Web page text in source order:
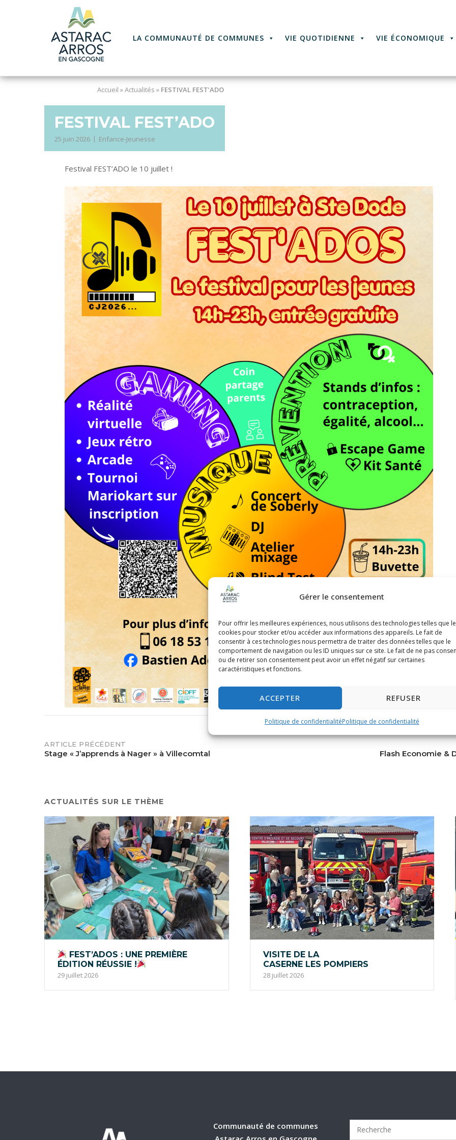
Gérer le consentement
Pour offrir les meilleures expériences, nous utilisons des technologies telles que
cookies pour stocker et/ou accéder aux informations des appareils. Le fait de
consentir à ces technologies nous permettra de traiter des données telles que le
comportement de navigation ou les ID uniques sur ce site. Le fait de ne pas
ou de retirer son consentement peut avoir un effet négatif sur certaines
caractéristiques et fonctions.
ACCEPTER REFUSER
Politique de confidentialitéPolitique de confidentialité
LA COMMUNAUTÉ DE COMMUNES VIE QUOTIDIENNE VIE ÉCONOMIQUE
Accueil »Actualités » FESTIVAL FEST’ADO
FESTIVAL FEST’ADO
25 juin 2026 Enfance-Jeunesse
Festival FEST’ADO le 10 juillet !
POST
ARTICLE PRÉCÉDENT
Stage « J’apprends à Nager » à Villecomtal
Flash Economie &
ACTUALITÉS SUR LE THÈME
FEST’ADOS : UNE PREMIÈRE
ÉDITION RÉUSSIE !
29 juillet 2026
VISITE DE LA
CASERNE LES POMPIERS
28 juillet 2026
Communauté de communes